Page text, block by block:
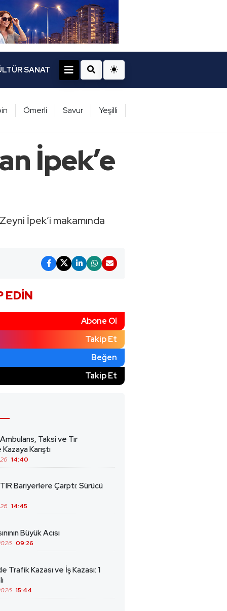
SANAT
Ömerli Savur Yeşilli
İpek’e
İpek’i makamında
EDIN
Abone Ol
Takip Et
Beğen
Takip Et
Taksi ve Tır
Karıştı
14:40
Bariyerlere Çarptı: Sürücü
14:45
Büyük Acısı
09:26
Trafik Kazası ve İş Kazası: 1
15:44